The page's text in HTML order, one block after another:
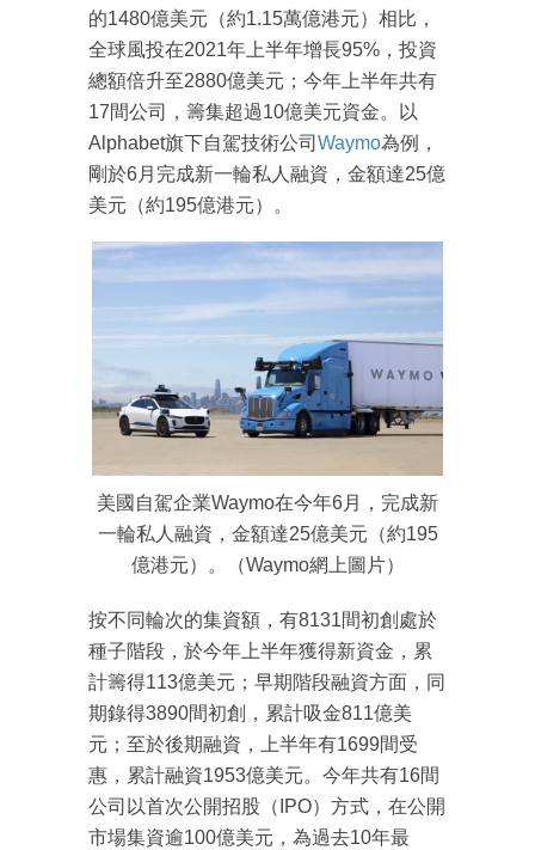
的1480億美元（約1.15萬億港元）相比，
全球風投在2021年上半年增長95%，投資
總額倍升至2880億美元；今年上半年共有
17間公司，籌集超過10億美元資金。以
Alphabet旗下自駕技術公司 Waymo為例，
剛於6月完成新一輪私人融資，金額達25億
美元（約195億港元）。
美國自駕企業Waymo在今年6月，完成新
一輪私人融資，金額達25億美元（約195
億港元）。（Waymo網上圖片）
按不同輪次的集資額，有8131間初創處於
種子階段，於今年上半年獲得新資金，累
計籌得113億美元；早期階段融資方面，同
期錄得3890間初創，累計吸金811億美
元；至於後期融資，上半年有1699間受
惠，累計融資1953億美元。今年共有16間
公司以首次公開招股（IPO）方式，在公開
市場集資逾100億美元，為過去10年最
成為 EJ Tech 會員
最新資訊（附創業懶人包）
箱！